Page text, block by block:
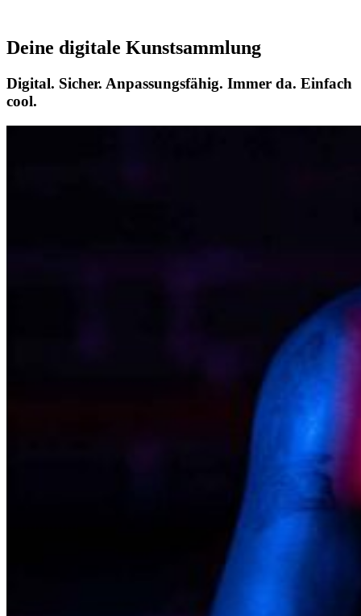
Deine digitale Kunstsammlung
Digital. Sicher. Anpassungsfähig. Immer da. Einfach
cool.